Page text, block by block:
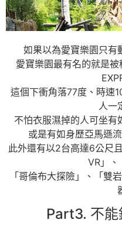
如果以為愛寶樂園只有
愛寶樂園最有名的就是
這個下衝角落77度、時速
人一
不怕衣服濕掉的人可坐有
或是有如身歷亞馬遜
此外還有以2台高達6公尺
VR」、
「哥倫布大探險」、「雙
Part3. 不